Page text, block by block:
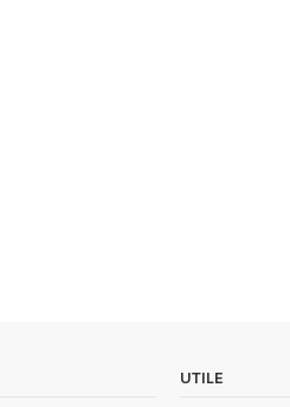
UTILE